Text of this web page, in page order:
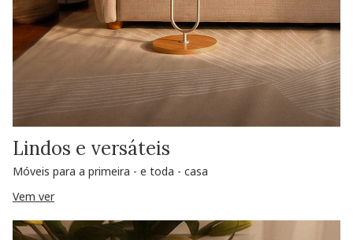
Lindos e versáteis
Móveis para a primeira - e toda - casa
Vem ver